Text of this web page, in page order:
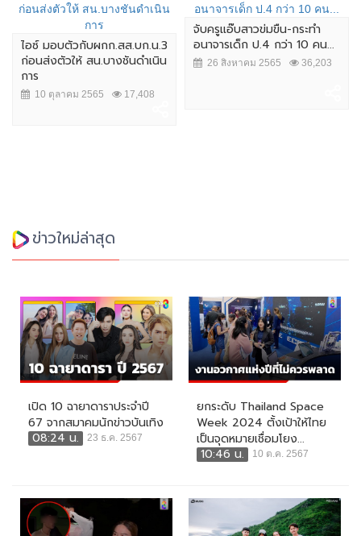
ไอซ์ มอบตัวกับผกก.สส.บก.น.3
ก่อนส่งตัวให้ สน.บางชันดำเนิน
การ
10 ตุลาคม 2565 17,408
จับครูแอ๊บสาวข่มขืน-กระทำ
อนาจารเด็ก ป.4 กว่า 10 คน...
26 สิงหาคม 2565 36,203
ข่าวใหม่ล่าสุด
เปิด 10 ฉายาดาราประจำปี
67 จากสมาคมนักข่าวบันเทิง
08:24 น.
23 ธ.ค. 2567
ยกระดับ Thailand Space
Week 2024 ตั้งเป้าให้ไทย
เป็นจุดหมายเชื่อมโยง...
10:46 น.
10 ต.ค. 2567